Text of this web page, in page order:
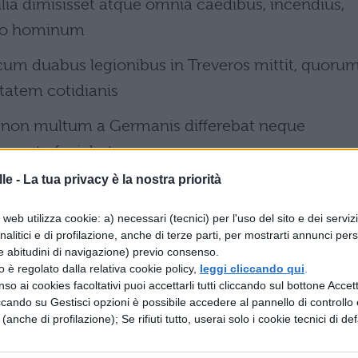
- La tua privacy è la nostra priorità
utilizza cookie: a) necessari (tecnici) per l'uso del sito e dei
e di profilazione, anche di terze parti, per mostrarti annunci
abitudini di navigazione) previo consenso.
è regolato dalla relativa cookie policy, leggi cliccando qui
ai cookies facoltativi puoi accettarli tutti cliccando sul bottone
su Gestisci opzioni è possibile accedere al pannello di controllo
di profilazione); Se rifiuti tutto, userai solo i cookie tecnici di
dimisisset atque omnia caedibus, incendius,
hominum
duabus legionibus in Treveros mittit,
cotidianis
multum a Germanis differebat neque
faciebat.
del paese di
e aver seminato la desolazione con stragi,
o catturato
spedisce Labieno con due legioni nelle terre
con i